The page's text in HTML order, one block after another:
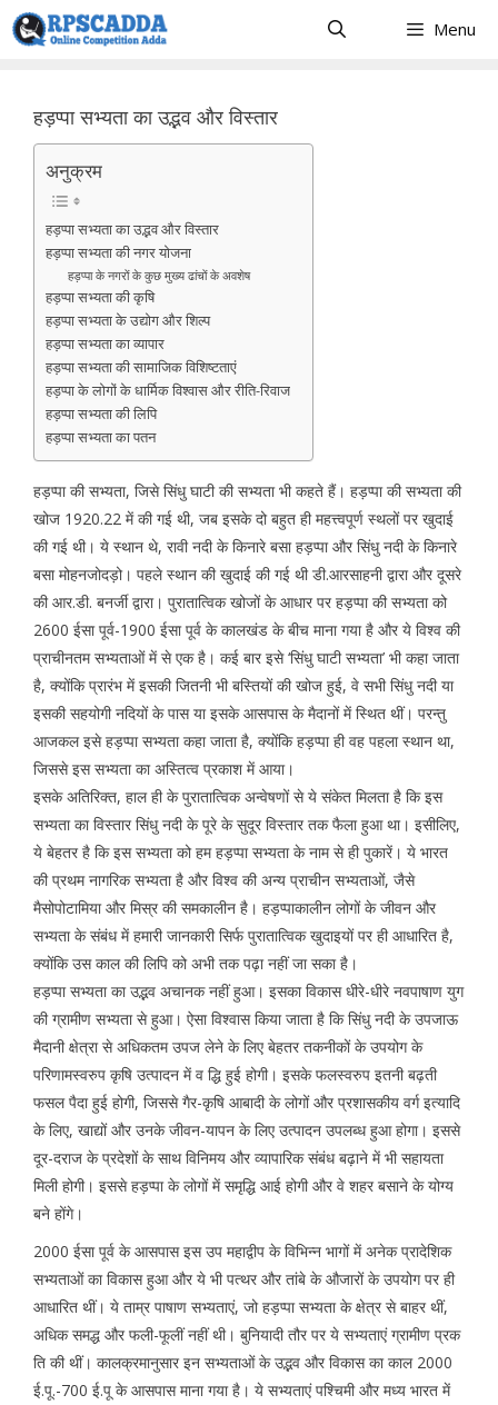
Skip
to
Menu
हड़प्पा सभ्यता का उद्भव और विस्तार
अनुक्रम
हड़प्पा सभ्यता का उद्भव और विस्तार
हड़प्पा सभ्यता की नगर योजना
हड़प्पा के नगरों के कुछ मुख्य ढांचों के अवशेष
हड़प्पा सभ्यता की कृषि
हड़प्पा सभ्यता के उद्योग और शिल्प
हड़प्पा सभ्यता का व्यापार
हड़प्पा सभ्यता की सामाजिक विशिष्टताएं
हड़प्पा के लोगों के धार्मिक विश्वास और रीति-रिवाज
हड़प्पा सभ्यता की लिपि
हड़प्पा सभ्यता का पतन
हड़प्पा की सभ्यता, जिसे सिंधु घाटी की सभ्यता भी कहते हैं। हड़प्पा की सभ्यता की
खोज 1920.22 में की गई थी, जब इसके दो बहुत ही महत्त्वपूर्ण स्थलों पर खुदाई
की गई थी। ये स्थान थे, रावी नदी के किनारे बसा हड़प्पा और सिंधु नदी के किनारे
बसा मोहनजोदड़ो। पहले स्थान की खुदाई की गई थी डी.आरसाहनी द्वारा और दूसरे
की आर.डी. बनर्जी द्वारा। पुरातात्विक खोजों के आधार पर हड़प्पा की सभ्यता को
2600 ईसा पूर्व-1900 ईसा पूर्व के कालखंड के बीच माना गया है और ये विश्व की
प्राचीनतम सभ्यताओं में से एक है। कई बार इसे ‘सिंधु घाटी सभ्यता’ भी कहा जाता
है, क्योंकि प्रारंभ में इसकी जितनी भी बस्तियों की खोज हुई, वे सभी सिंधु नदी या
इसकी सहयोगी नदियों के पास या इसके आसपास के मैदानों में स्थित थीं। परन्तु
आजकल इसे हड़प्पा सभ्यता कहा जाता है, क्योंकि हड़प्पा ही वह पहला स्थान था,
जिससे इस सभ्यता का अस्तित्व प्रकाश में आया।
इसके अतिरिक्त, हाल ही के पुरातात्विक अन्वेषणों से ये संकेत मिलता है कि इस
सभ्यता का विस्तार सिंधु नदी के पूरे के सुदूर विस्तार तक फैला हुआ था। इसीलिए,
ये बेहतर है कि इस सभ्यता को हम हड़प्पा सभ्यता के नाम से ही पुकारें। ये भारत
की प्रथम नागरिक सभ्यता है और विश्व की अन्य प्राचीन सभ्यताओं, जैसे
मैसोपोटामिया और मिस्र की समकालीन है। हड़प्पाकालीन लोगों के जीवन और
सभ्यता के संबंध में हमारी जानकारी सिर्फ पुरातात्विक खुदाइयों पर ही आधारित है,
क्योंकि उस काल की लिपि को अभी तक पढ़ा नहीं जा सका है।
हड़प्पा सभ्यता का उद्भव अचानक नहीं हुआ। इसका विकास धीरे-धीरे नवपाषाण युग
की ग्रामीण सभ्यता से हुआ। ऐसा विश्वास किया जाता है कि सिंधु नदी के उपजाऊ
मैदानी क्षेत्रा से अधिकतम उपज लेने के लिए बेहतर तकनीकों के उपयोग के
परिणामस्वरुप कृषि उत्पादन में व द्धि हुई होगी। इसके फलस्वरुप इतनी बढ़ती
फसल पैदा हुई होगी, जिससे गैर-कृषि आबादी के लोगों और प्रशासकीय वर्ग इत्यादि
के लिए, खाद्यों और उनके जीवन-यापन के लिए उत्पादन उपलब्ध हुआ होगा। इससे
दूर-दराज के प्रदेशों के साथ विनिमय और व्यापारिक संबंध बढ़ाने में भी सहायता
मिली होगी। इससे हड़प्पा के लोगों में समृद्धि आई होगी और वे शहर बसाने के योग्य
बने होंगे।
2000 ईसा पूर्व के आसपास इस उप महाद्वीप के विभिन्न भागों में अनेक प्रादेशिक
सभ्यताओं का विकास हुआ और ये भी पत्थर और तांबे के औजारों के उपयोग पर ही
आधारित थीं। ये ताम्र पाषाण सभ्यताएं, जो हड़प्पा सभ्यता के क्षेत्र से बाहर थीं,
अधिक समद्ध और फली-फूलीं नहीं थी। बुनियादी तौर पर ये सभ्यताएं ग्रामीण प्रक
ति की थीं। कालक्रमानुसार इन सभ्यताओं के उद्भव और विकास का काल 2000
ई.पू.-700 ई.पू के आसपास माना गया है। ये सभ्यताएं पश्चिमी और मध्य भारत में